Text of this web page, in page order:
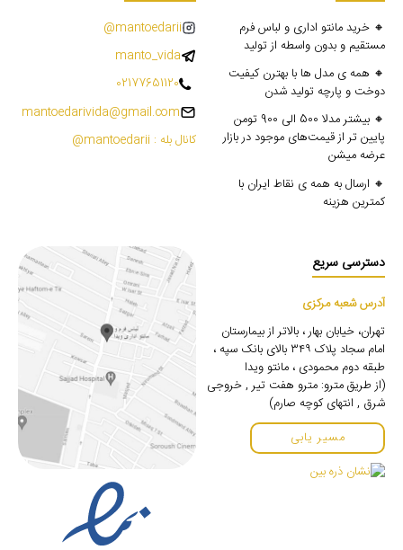
🔸 خرید مانتو اداری و لباس فرم
مستقیم و بدون واسطه از تولید
🔸 همه ی مدل ها با بهترن کیفیت
دوخت و پارچه تولید شدن
🔸 بیشتر مدلا 500 الی 900 تومن
پایین تر از قیمت‌های موجود در بازار
عرضه میشن
🔸 ارسال به همه ی نقاط ایران با
کمترین هزینه
mantoedarii@
manto_vida
02177651120
mantoedarivida@gmail.com
کانال بله : mantoedarii@
دسترسی سریع
آدرس شعبه مرکزی
تهران، خیابان بهار ، بالاتر از بیمارستان
امام سجاد پلاک ۳۴۹ بالای بانک سپه ،
طبقه دوم محمودی ، مانتو ویدا
(از طریق مترو: مترو هفت تیر , خروجی
شرق , انتهای کوچه صارم)
مسیر یابی